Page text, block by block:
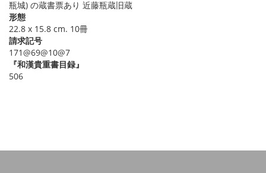
瓶城) の蔵書票あり 近藤瓶蔵旧蔵
形態
22.8 x 15.8 cm. 10冊
請求記号
171@69@10@7
『和漢貴重書目録』
506